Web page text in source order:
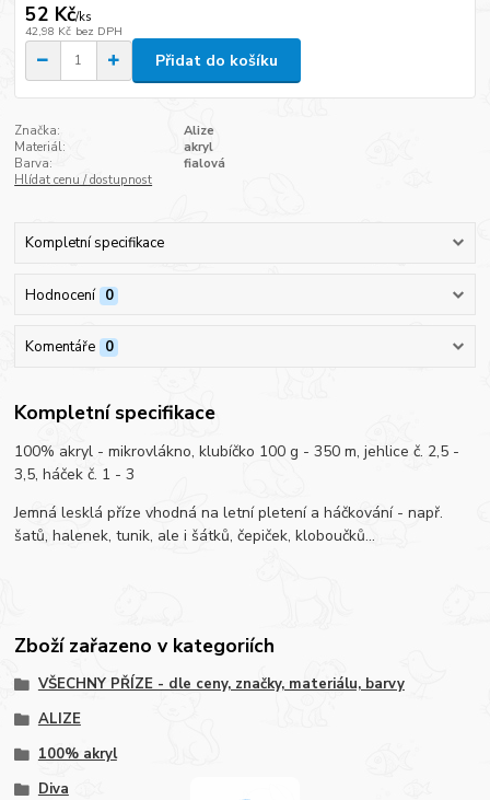
52 Kč/ks
42,98 Kč bez DPH
Přidat do košíku
Značka:
Alize
Materiál:
akryl
Barva:
fialová
Hlídat cenu / dostupnost
Kompletní specifikace
Hodnocení 0
Komentáře 0
Kompletní specifikace
100% akryl - mikrovlákno, klubíčko 100 g - 350 m, jehlice č. 2,5 -
3,5, háček č. 1 - 3
Jemná lesklá příze vhodná na letní pletení a háčkování - např.
šatů, halenek, tunik, ale i šátků, čepiček, kloboučků...
Zboží zařazeno v kategoriích
VŠECHNY PŘÍZE - dle ceny, značky, materiálu, barvy
ALIZE
100% akryl
Diva